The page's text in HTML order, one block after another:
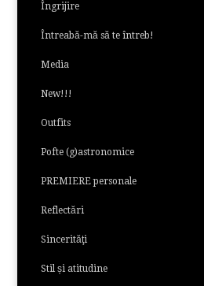
Îngrijire
Întreabă-mă să te întreb!
Media
New!!!
Outfits
Pofte (g)astronomice
PREMIERE personale
Reflectări
Sincerităţi
Stil și atitudine